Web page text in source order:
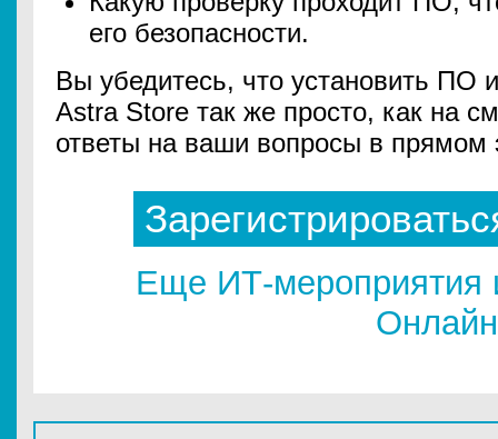
его безопасности.
Вы убедитесь, что установить ПО
Astra Store так же просто, как на
ответы на ваши вопросы в прямом
Еще ИТ-мероприятия
Онлайн